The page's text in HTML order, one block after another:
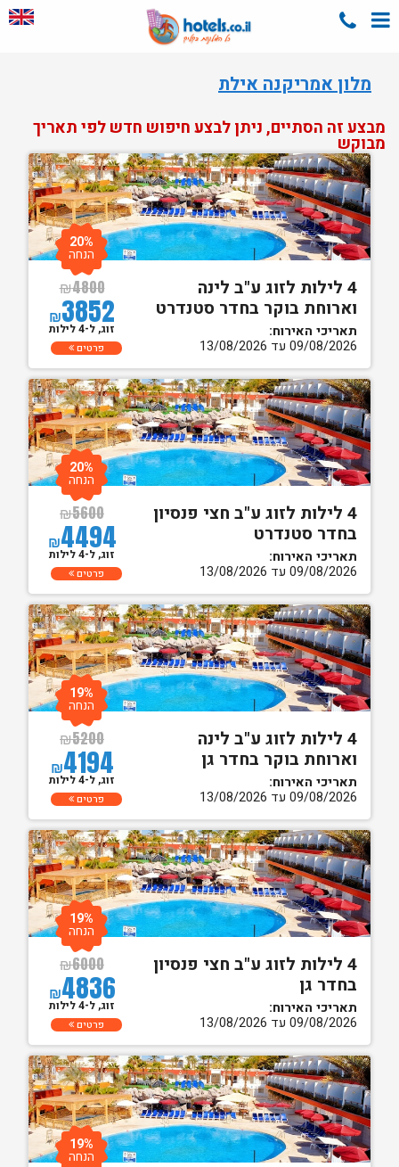
מלון אמריקנה אילת
מבצע זה הסתיים, ניתן לבצע חיפוש חדש לפי תאריך
מבוקש
4 לילות לזוג ע"ב לינה
וארוחת בוקר בחדר סטנדרט
תאריכי האירוח:
09/08/2026 עד 13/08/2026
₪4800
₪3852
20%
הנחה
זוג, ל-4 לילות
פרטים
4 לילות לזוג ע"ב חצי פנסיון
בחדר סטנדרט
תאריכי האירוח:
09/08/2026 עד 13/08/2026
₪5600
₪4494
20%
הנחה
זוג, ל-4 לילות
פרטים
4 לילות לזוג ע"ב לינה
וארוחת בוקר בחדר גן
תאריכי האירוח:
09/08/2026 עד 13/08/2026
₪5200
₪4194
19%
הנחה
זוג, ל-4 לילות
פרטים
4 לילות לזוג ע"ב חצי פנסיון
בחדר גן
תאריכי האירוח:
09/08/2026 עד 13/08/2026
₪6000
₪4836
19%
הנחה
זוג, ל-4 לילות
פרטים
19%
הנחה